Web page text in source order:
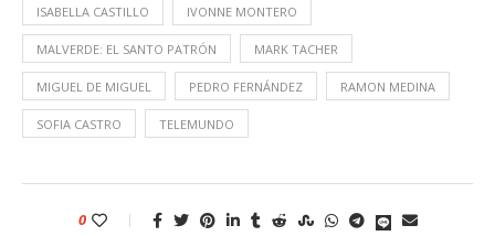
ISABELLA CASTILLO IVONNE MONTERO
MALVERDE: EL SANTO PATRÓN MARK TACHER
MIGUEL DE MIGUEL PEDRO FERNÁNDEZ RAMON MEDINA
SOFIA CASTRO TELEMUNDO
0